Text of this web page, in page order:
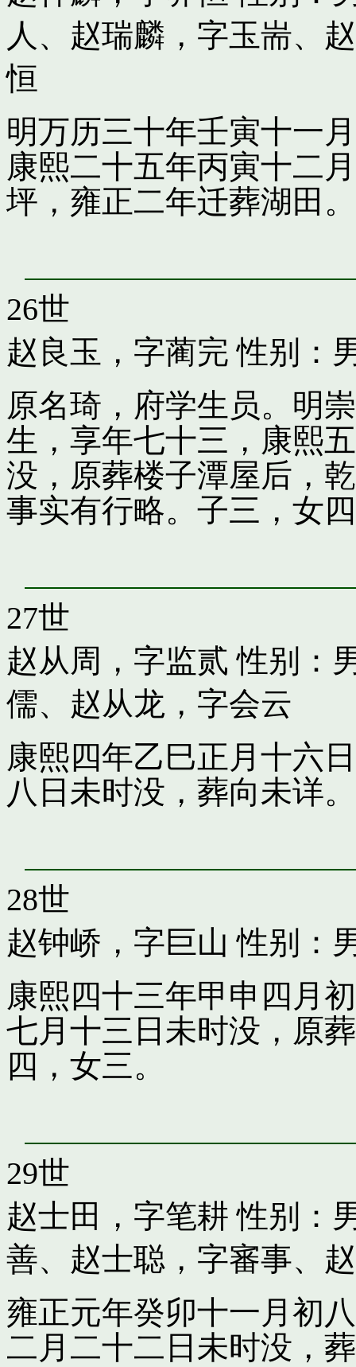
人 、 赵瑞麟，字玉耑、
恒
明万历三十年壬寅十一
康熙二十五年丙寅十二
坪，雍正二年迁葬湖田
26世
赵良玉，字蔺完 性别：
原名琦，府学生员。明
生，享年七十三，康熙
没，原葬楼子潭屋后，
事实有行略。子三，女
27世
赵从周，字监贰 性别：
儒、 赵从龙，字会云
康熙四年乙巳正月十六
八日未时没，葬向未详
28世
赵钟峤，字巨山 性别：
康熙四十三年甲申四月
七月十三日未时没，原
四，女三。
29世
赵士田，字笔耕 性别：
善、 赵士聪，字審事、
雍正元年癸卯十一月初
二月二十二日未时没，